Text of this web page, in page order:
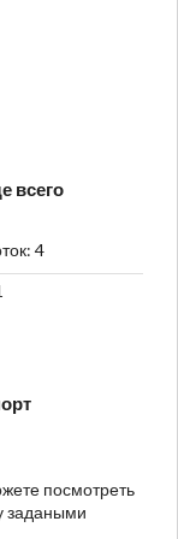
всего
4
посмотреть
задаными